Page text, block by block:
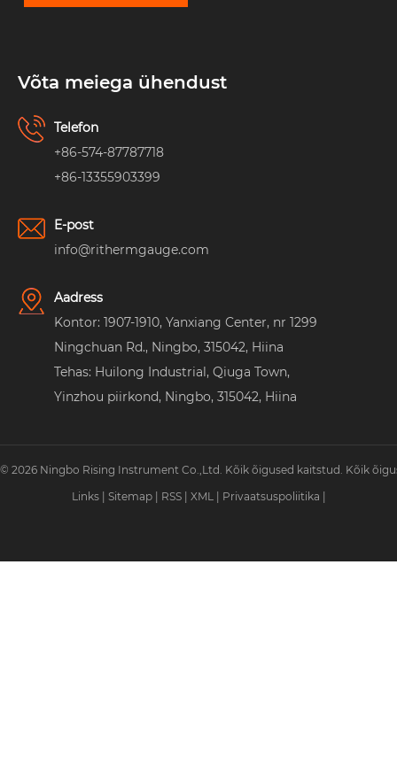
Võta meiega ühendust
Telefon
+86-574-87787718
+86-13355903399
E-post
info@rithermgauge.com
Aadress
Kontor: 1907-1910, Yanxiang Center, nr 1299
Ningchuan Rd., Ningbo, 315042, Hiina
Tehas: Huilong Industrial, Qiuga Town,
Yinzhou piirkond, Ningbo, 315042, Hiina
2026 Ningbo Rising Instrument Co.,Ltd. Kõik õigused kaitstud. Kõik
Links
Sitemap RSS XML Privaatsuspoliitika